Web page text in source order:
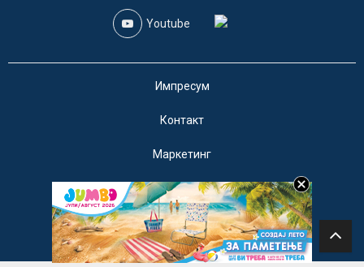
Youtube
Импресум
Контакт
Маркетинг
Услови за користење
@2019 - A1on. Сите права задржани.